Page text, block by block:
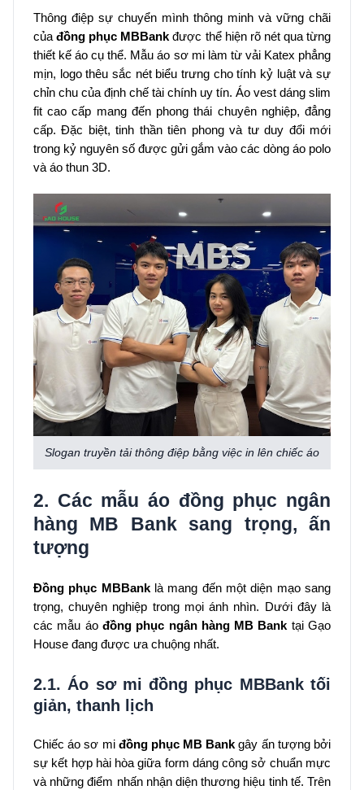
Thông điệp sự chuyển mình thông minh và vững chãi
củađồng phục MBBank được thể hiện rõ nét qua từng
thiết kế áo cụ thể. Mẫu áo sơ mi làm từ vải Katex phẳng
mịn, logo thêu sắc nét biểu trưng cho tính kỷ luật và sự
chỉn chu của định chế tài chính uy tín. Áo vest dáng slim
fit cao cấp mang đến phong thái chuyên nghiệp, đẳng
cấp. Đặc biệt, tinh thần tiên phong và tư duy đổi mới
trong kỷ nguyên số được gửi gắm vào các dòng áo polo
và áo thun 3D.
Slogan truyền tải thông điệp bằng việc in lên chiếc áo
2. Các mẫu áo đồng phục ngân
hàng MB Bank sang trọng, ấn
tượng
Đồng phục MBBanklà mang đến một diện mạo sang
trọng, chuyên nghiệp trong mọi ánh nhìn. Dưới đây là
các mẫu áo đồng phục ngân hàng MB Banktại Gạo
House đang được ưa chuộng nhất.
2.1. Áo sơ mi đồng phục MBBank tối
giản, thanh lịch
Chiếc áo sơ mi đồng phục MB Bankgây ấn tượng bởi
sự kết hợp hài hòa giữa form dáng công sở chuẩn mực
và những điểm nhấn nhận diện thương hiệu tinh tế. Trên